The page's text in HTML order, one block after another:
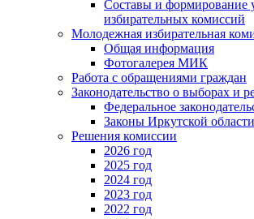
Составы и формирование
избирательных комиссий
Молодежная избирательная
Общая информация
Фотогалерея МИК
Работа с обращениями граждан
Законодательство о выборах и
Федеральное
Законы Иркутской области
Решения комиссии
2026 год
2025 год
2024 год
2023 год
2022 год